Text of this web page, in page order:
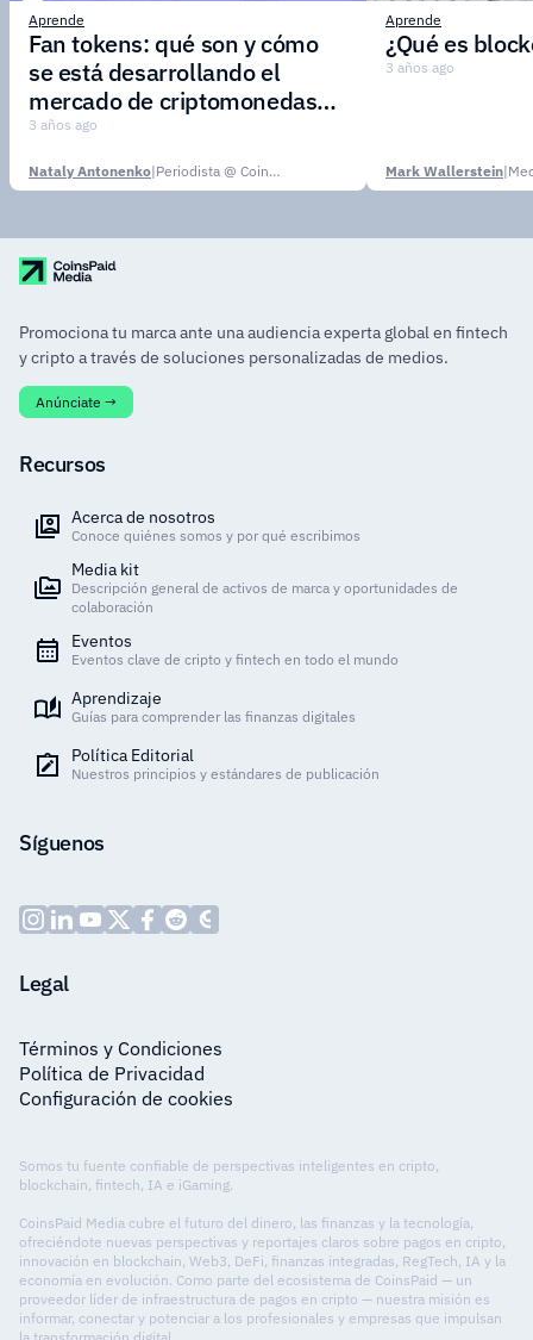
Aprende
Fan tokens: qué son y cómo
se está desarrollando el
mercado de criptomonedas
deportivas
3 años ago
Nataly Antonenko| Periodista @ CoinsPaid Media
Aprende
¿Qué es
3 años ago
Mark Wallerstein|
Promociona tu marca ante una audiencia experta global en fintech
y cripto a través de soluciones personalizadas de medios.
Anúnciate →
Recursos
Acerca de nosotros
Conoce quiénes somos y por qué escribimos
Media kit
Descripción general de activos de marca y oportunidades de
colaboración
Eventos
Eventos clave de cripto y fintech en todo el mundo
Aprendizaje
Guías para comprender las finanzas digitales
Política Editorial
Nuestros principios y estándares de publicación
Síguenos
Legal
Términos y Condiciones
Política de Privacidad
Configuración de cookies
Somos tu fuente confiable de perspectivas inteligentes en cripto,
blockchain, fintech, IA e iGaming.
CoinsPaid Media cubre el futuro del dinero, las finanzas y la tecnología,
ofreciéndote nuevas perspectivas y reportajes claros sobre pagos en cripto,
innovación en blockchain, Web3, DeFi, finanzas integradas, RegTech, IA y la
economía en evolución. Como parte del ecosistema de CoinsPaid — un
proveedor líder de infraestructura de pagos en cripto — nuestra misión es
informar, conectar y potenciar a los profesionales y empresas que impulsan